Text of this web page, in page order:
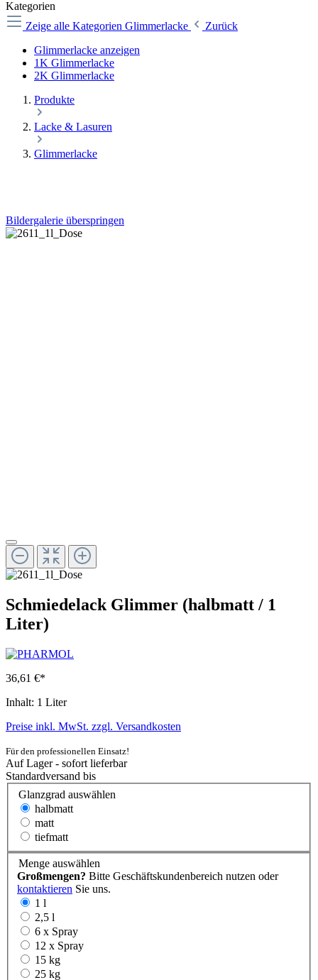
Kategorien
Zeige alle Kategorien Glimmerlacke
Zurück
Glimmerlacke anzeigen
1K Glimmerlacke
2K Glimmerlacke
Produkte
Lacke & Lasuren
Glimmerlacke
Bildergalerie überspringen
Schmiedelack Glimmer (halbmatt / 1
Liter)
36,61 €*
Inhalt: 1 Liter
Preise inkl. MwSt. zzgl. Versandkosten
Für den professionellen Einsatz!
Auf Lager - sofort lieferbar
Standardversand bis
Glanzgrad auswählen
halbmatt
matt
tiefmatt
Menge auswählen
Großmengen? Bitte Geschäftskundenbereich nutzen oder
kontaktieren Sie uns.
1 l
2,5 l
6 x Spray
12 x Spray
15 kg
25 kg